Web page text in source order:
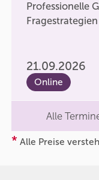
Professionelle
Fragestrategien
21.09.2026
Online
Alle
* Alle Preise